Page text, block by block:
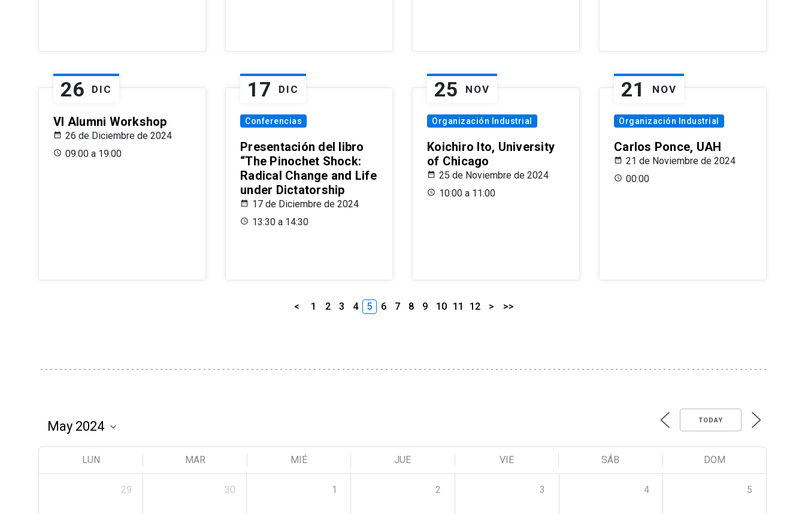
26 DIC
VI Alumni Workshop
26 de Diciembre de 2024
09:00 a 19:00
17 DIC
Conferencias
Presentación del libro
“The Pinochet Shock:
Radical Change and Life
under Dictatorship
17 de Diciembre de 2024
13:30 a 14:30
25 NOV
Organización Industrial
Koichiro Ito, University
of Chicago
25 de Noviembre de 2024
10:00 a 11:00
21 NOV
Organización Industrial
Carlos Ponce, UAH
21 de Noviembre de 2024
00:00
< 1 2 3 4 5 6 7 8 9 10 11 12 > >>
TODAY
LUN MAR MIÉ JUE VIE SÁB DOM
29 30 1 2 3 4 5